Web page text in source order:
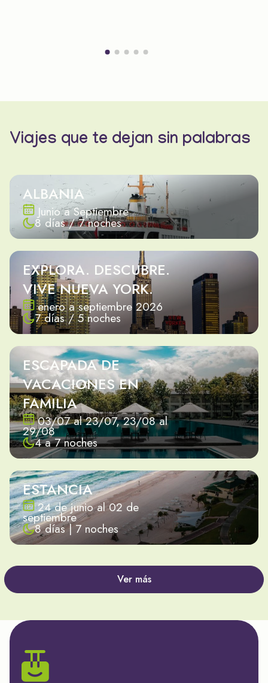
Viajes que te dejan sin palabras
ALBANIA
Junio a Septiembre
8 días / 7 noches
EXPLORA. DESCUBRE.
VIVE NUEVA YORK.
enero a septiembre 2026
7 días / 5 noches
ESCAPADA DE
VACACIONES EN
FAMILIA
03/07 al 23/07, 23/08 al
29/08
4 a 7 noches
ESTANCIA
24 de junio al 02 de
septiembre
8 días | 7 noches
Ver más